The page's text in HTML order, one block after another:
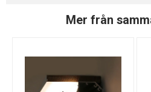
Mer från